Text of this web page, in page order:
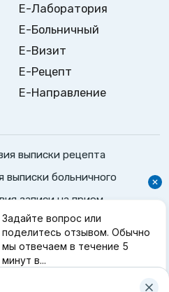
Е-Лаборатория
Е-Больничный
Е-Визит
Е-Рецепт
Е-Направление
права защищены
выписки рецепта
выписки больничного
записи на прием
консультация
положения